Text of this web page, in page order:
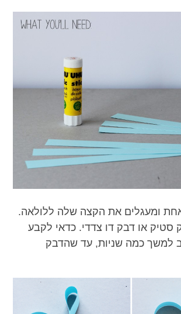
ומעגלים את הקצה שלה ללולאה.
או דבק דו צדדי. כדאי לקבע
למשך כמה שניות, עד שהדבק